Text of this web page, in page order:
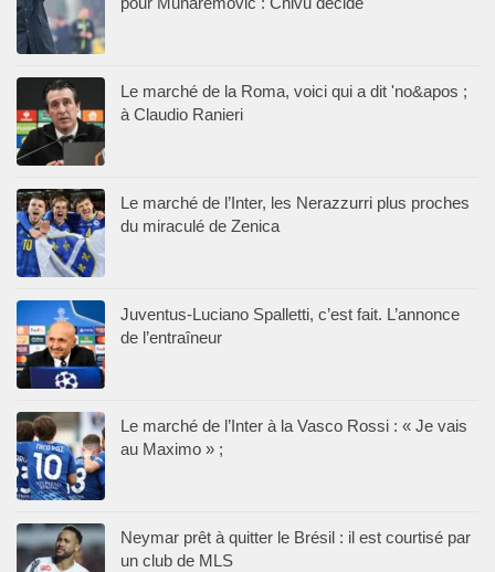
Le marché de la Roma, voici qui a dit 'no&apos ;
à Claudio Ranieri
Le marché de l’Inter, les Nerazzurri plus proches
du miraculé de Zenica
Juventus-Luciano Spalletti, c’est fait. L’annonce
de l’entraîneur
Le marché de l’Inter à la Vasco Rossi : « Je vais
au Maximo » ;
Neymar prêt à quitter le Brésil : il est courtisé par
un club de MLS